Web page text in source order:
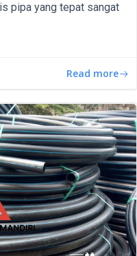
pipa yang tepat sangat
Read more